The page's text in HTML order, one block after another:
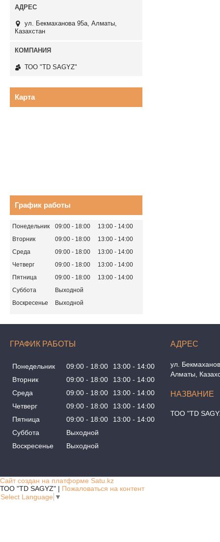
ул. Бекмаханова 95а, Алматы,
Казахстан
ТОО "TD SAGYZ"
Карта
График работы
Понедельник 09:00 18:00 13:00
14:00
Вторник
09:00 18:00 13:00
14:00
Среда
09:00 18:00 13:00
14:00
Четверг
09:00 18:00 13:00
14:00
Пятница
09:00 18:00 13:00
14:00
Суббота
Выходной
Воскресенье
Выходной
ГРАФИК РАБОТЫ
Понедельник 09:00 18:00 13:00
14:00
Вторник
09:00 18:00 13:00
14:00
Среда
09:00 18:00 13:00
14:00
Четверг
09:00 18:00 13:00
14:00
Пятница
09:00 18:00 13:00
14:00
Суббота
Выходной
Воскресенье
Выходной
ул.
Алматы,
ТОО "TD
Сайт создан на платформе Satu.kz
ТОО "TD SAGYZ" | Пожаловаться на контент
Select Language ▼